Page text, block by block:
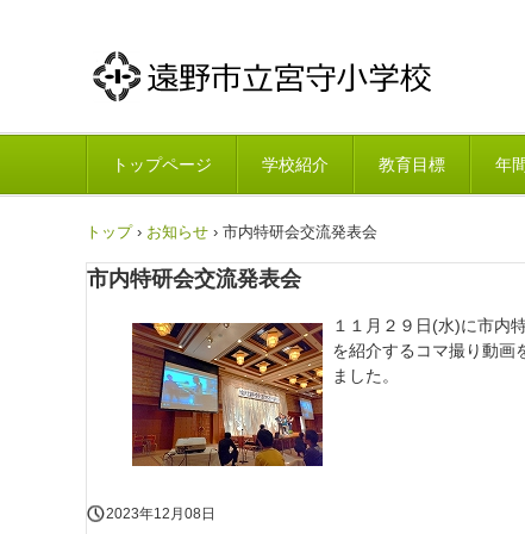
トップページ 学校紹介 教育目標 年
トップ › お知らせ › 市内特研会交流発表会
市内特研会交流発表会
１１月２９日(水)に市内
を紹介するコマ撮り動画
ました。
2023年12月08日